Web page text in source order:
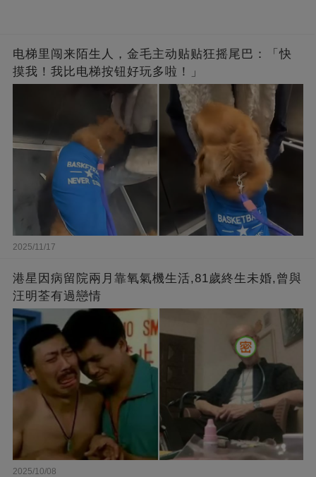
电梯里闯来陌生人，金毛主动贴贴狂摇尾巴：「快
摸我！我比电梯按钮好玩多啦！」
2025/11/17
港星因病留院兩月靠氧氣機生活,81歲終生未婚,曾與
汪明荃有過戀情
2025/10/08